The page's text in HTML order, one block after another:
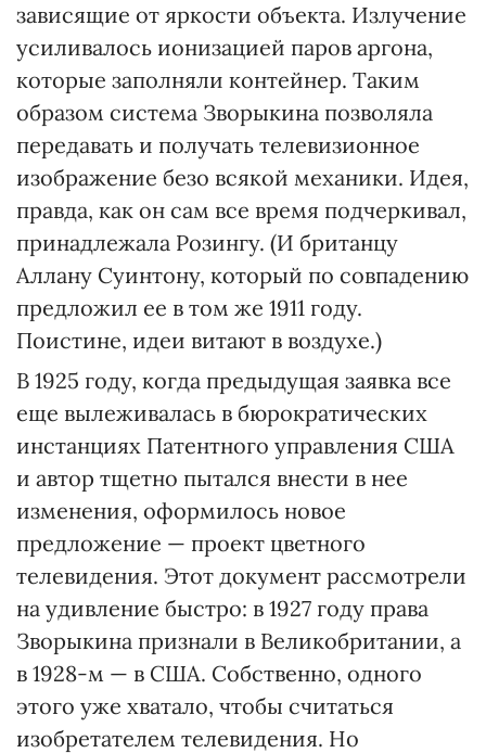
зависящие от яркости объекта. Излучение
усиливалось ионизацией паров аргона,
которые заполняли контейнер. Таким
образом система Зворыкина позволяла
передавать и получать телевизионное
изображение безо всякой механики. Идея,
правда, как он сам все время подчеркивал,
принадлежала Розингу. (И британцу
Аллану Суинтону, который по совпадению
предложил ее в том же 1911 году.
Поистине, идеи витают в воздухе.)
В 1925 году, когда предыдущая заявка все
еще вылеживалась в бюрократических
инстанциях Патентного управления США
и автор тщетно пытался внести в нее
изменения, оформилось новое
предложение — проект цветного
телевидения. Этот документ рассмотрели
на удивление быстро: в 1927 году права
Зворыкина признали в Великобритании, а
в 1928-м — в США. Собственно, одного
этого уже хватало, чтобы считаться
изобретателем телевидения. Но